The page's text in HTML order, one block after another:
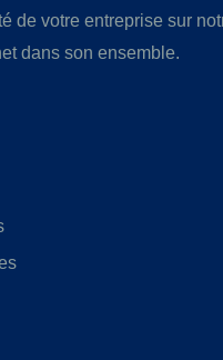
de votre entreprise sur
dans son ensemble.